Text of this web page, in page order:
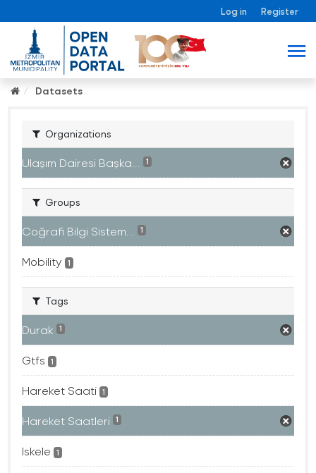
Log in Register
Datasets
Organizations
Ulaşım Dairesi Başka... 1
Groups
Coğrafi Bilgi Sistem... 1
Mobility 1
Tags
Durak 1
Gtfs 1
Hareket Saati 1
Hareket Saatleri 1
Iskele 1